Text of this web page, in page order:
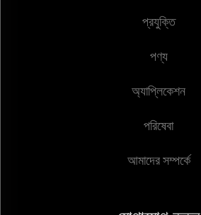
প্রযুক্তি
পণ্য
অ্যাপ্লিকেশন
পরিষেবা
আমাদের সম্পর্কে